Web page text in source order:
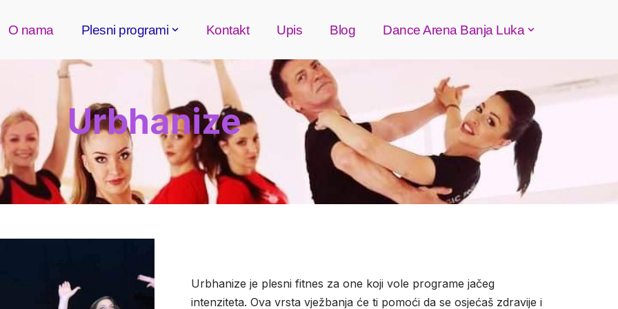
O nama Plesni programi Kontakt Upis Blog Dance Arena Banja Luka
Urbhanize
Urbhanize je plesni fitnes za one koji vole programe jačeg
intenziteta. Ova vrsta vježbanja će ti pomoći da se osjećaš zdravije i